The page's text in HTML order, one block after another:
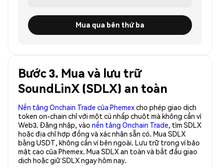
Mua qua bên thứ ba
Bước 3. Mua và lưu trữ
SoundLinX (SDLX) an toàn
Nền tảng Onchain Trade của Phemexcho phép giao dịch
token on-chain chỉ với một cú nhấp chuột mà không cần ví
Web3. Đăng nhập, vào nền tảng Onchain Trade, tìm SDLX
hoặc địa chỉ hợp đồng và xác nhận sẵn có. Mua SDLX
bằng USDT, không cần ví bên ngoài. Lưu trữ trong ví bảo
mật cao của Phemex. Mua SDLX an toàn và bắt đầu giao
dịch hoặc giữ SDLX ngay hôm nay.